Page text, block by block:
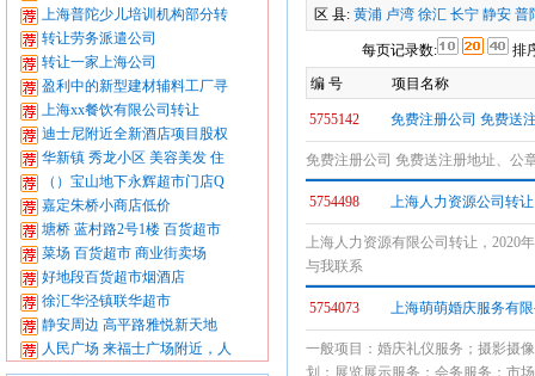
上海普陀少儿培训机构部分转
转让劳务派遣公司
转让一家上海公司
盈利中的新型建材辅料工厂寻
上海xx餐饮有限公司转让
迪士尼附近全新酒店项目股权
华新镇 秀龙小区 美容美发 住
（）宝山地下永辉超市门店Q
嘉定朱桥小商店低价
塘桥 蓝村路2号1楼 百货超市
菜场 百货超市 商业街卖场
好地段百货超市烟酒店
徐汇华泾镇联华超市
静安周边 高平路雅悦新天地
人民广场 来福士广场附近，人
区 县: 黄浦 卢湾 徐汇 长宁 静安 普
每页记录数:
排
编 号
项目名称
5755142 免费注册公司 免费送
免费注册公司 免费送注册地址、公
5754498 上海人力资源公司转让
上海人力资源有限公司转让，2020
与我联系
5754073 上海萌萌婚庆服务有
一般项目：婚庆礼仪服务；摄影摄
划；展览展示服务；会务服务；市